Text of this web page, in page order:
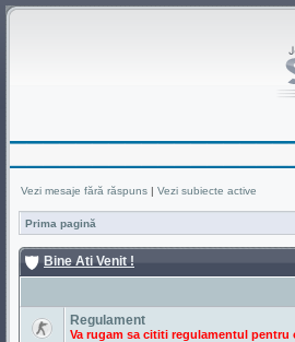
Vezi mesaje fără răspuns | Vezi subiecte active
Prima pagină
Bine Ati Venit !
Regulament
Va rugam sa cititi regulamentul